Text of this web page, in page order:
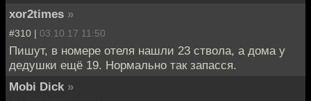
xor2times »
#310 | 03.10.17 11:50
Пишут, в номере отеля нашли 23 ствола, а дома у
дедушки ещё 19. Нормально так запасся.
Mobi Dick »